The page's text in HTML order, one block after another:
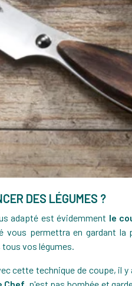
COUTEAU ÉMINCEUR 20 CM GRAND CHEF
€
Offre de
92,95
DES LÉGUMES ?
adapté est évidemment le
vous permettra en gardant
tous vos légumes.
cette technique de coupe, il y